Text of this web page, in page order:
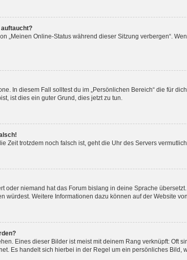
auftaucht?
„Meinen Online-Status während dieser Sitzung verbergen“.
In diesem Fall solltest du im „Persönlichen Bereich“ die für
ist dies ein guter Grund, dies jetzt zu tun.
Zeit trotzdem noch falsch ist, geht die Uhr des Servers
oder niemand hat das Forum bislang in deine Sprache
würdest. Weitere Informationen dazu können auf der Website von
Eines dieser Bilder ist meist mit deinem Rang verknüpft: Oft
Es handelt sich hierbei in der Regel um ein persönliches Bild,